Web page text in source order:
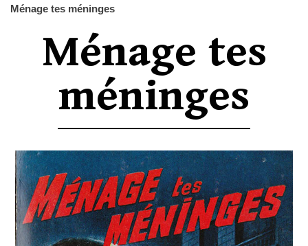
Ménage tes méninges
Ménage tes
méninges